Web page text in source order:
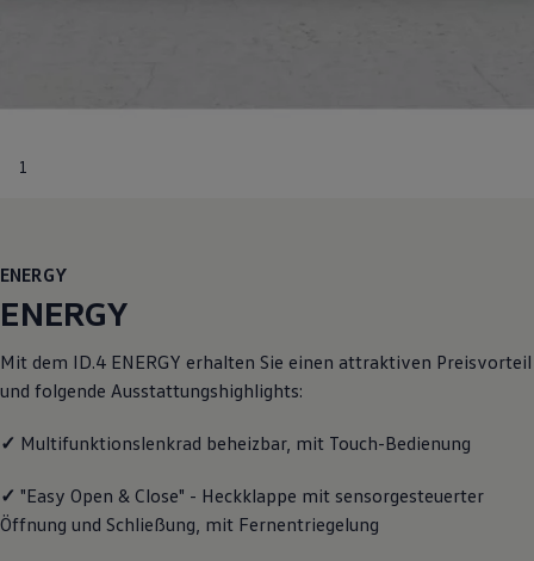
Volkswagen Teile
Updates für Software, Karten und Radio
Über Ihr Auto
Vorgängermodelle
Volkswagen Kundenbetreuung
Assistenzsysteme
Digitale Betriebsanleitung
Live Beratung
1
ENERGY
ENERGY
Mit dem ID.4 ENERGY erhalten Sie einen attraktiven Preisvorteil
und folgende Ausstattungshighlights:
✓ Multifunktionslenkrad beheizbar, mit Touch-Bedienung
✓ "Easy Open & Close" - Heckklappe mit sensorgesteuerter
Öffnung und Schließung, mit Fernentriegelung